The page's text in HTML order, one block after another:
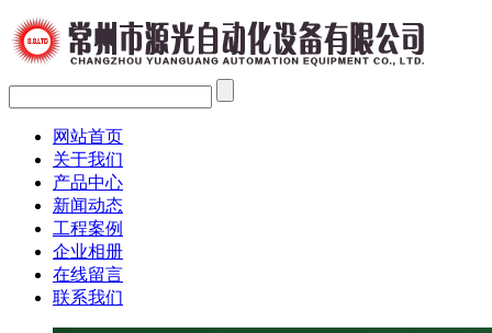
网站首页
关于我们
产品中心
新闻动态
工程案例
企业相册
在线留言
联系我们